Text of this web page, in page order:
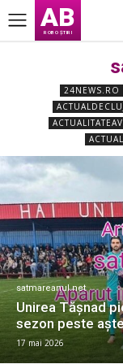
AB
ROBO ȘTIRI
24NEWS.RO
satmareanul.net
Unirea Tășnad
sezon peste
17 mai 2026